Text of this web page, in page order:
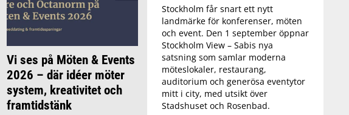
Vi ses på Möten & Events
2026 – där idéer möter
system, kreativitet och
framtidstänk
Stockholm får snart ett nytt
landmärke för konferenser, möten
och event. Den 1 september öppnar
Stockholm View – Sabis nya
satsning som samlar moderna
möteslokaler, restaurang,
auditorium och generösa eventytor
mitt i city, med utsikt över
Stadshuset och Rosenbad.